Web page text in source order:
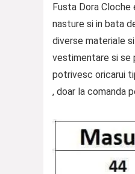
Fusta Dora
nasture si in bata
diverse materiale
vestimentare si se
potrivesc oricarui
, doar la comanda